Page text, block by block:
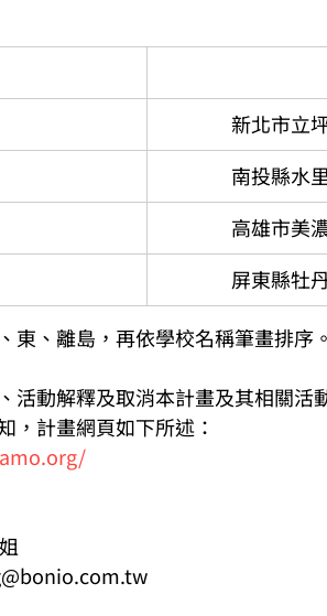
新北市立
南投縣水
高雄市美
屏東縣牡
東、離島，再依學校名稱筆畫排序。
活動解釋及取消本計畫及其相關活
，計畫網頁如下所述：